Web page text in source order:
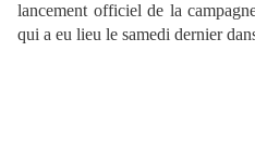
lancement officiel de la
qui a eu lieu le samedi dernier